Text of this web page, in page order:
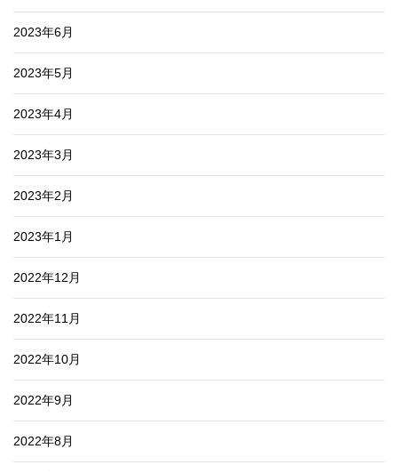
2023年6月
2023年5月
2023年4月
2023年3月
2023年2月
2023年1月
2022年12月
2022年11月
2022年10月
2022年9月
2022年8月